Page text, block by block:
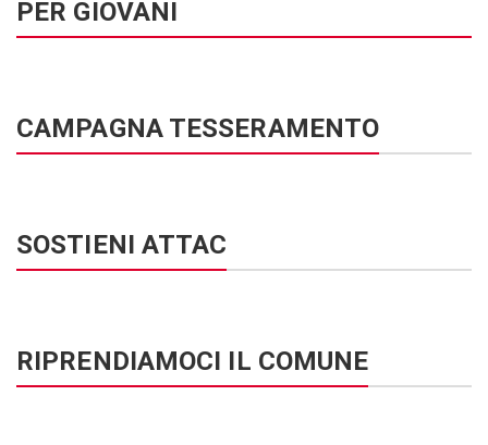
PER GIOVANI
CAMPAGNA TESSERAMENTO
SOSTIENI ATTAC
RIPRENDIAMOCI IL COMUNE